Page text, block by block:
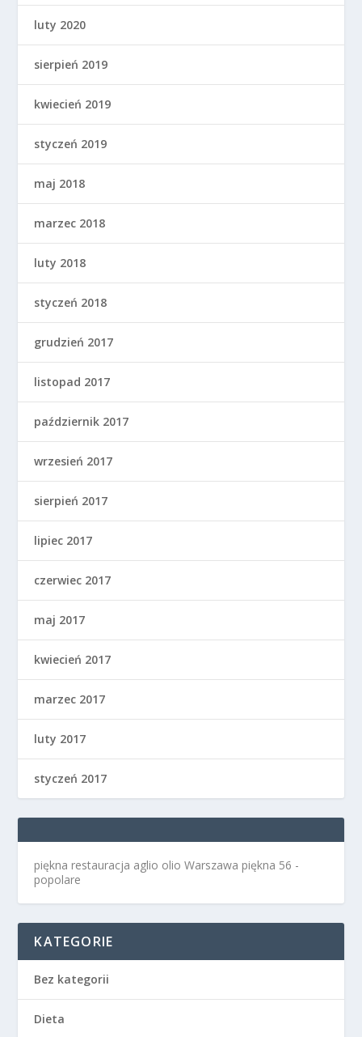
luty 2020
sierpień 2019
kwiecień 2019
styczeń 2019
maj 2018
marzec 2018
luty 2018
styczeń 2018
grudzień 2017
listopad 2017
październik 2017
wrzesień 2017
sierpień 2017
lipiec 2017
czerwiec 2017
maj 2017
kwiecień 2017
marzec 2017
luty 2017
styczeń 2017
piękna restauracja aglio olio Warszawa piękna 56 -
popolare
KATEGORIE
Bez kategorii
Dieta